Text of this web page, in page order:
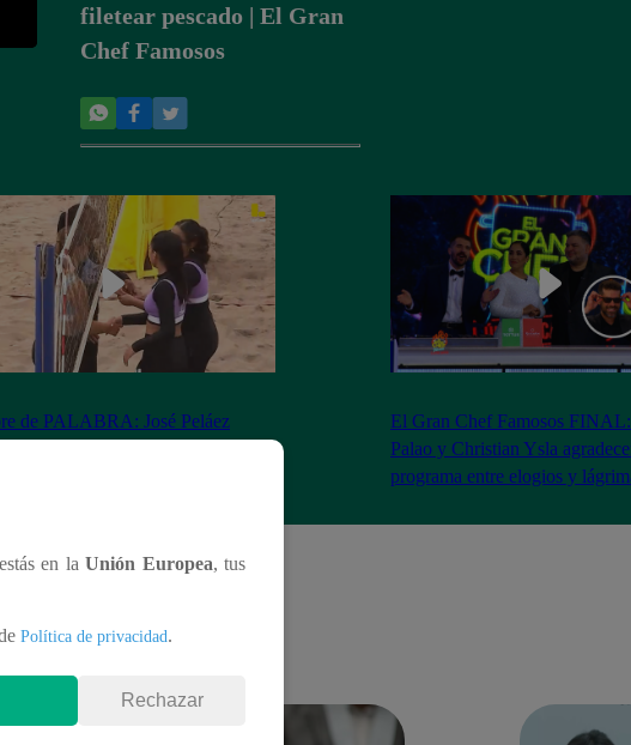
filetear pescado | El Gran
Chef Famosos
de PALABRA: José Peláez
El Gran Chef Famosos
Palao y Christian Ysla
programa entre elogios y
en laUnión Europea, tus
Política de privacidad.
Rechazar